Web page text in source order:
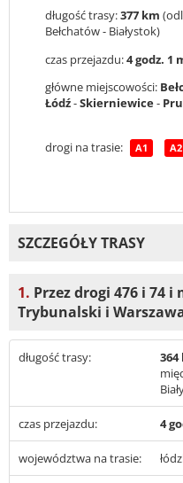
długość trasy:377 km
Bełchatów - Białystok)
czas przejazdu:4 godz. 1
główne miejscowości:
Łódź-Skierniewice-
drogi na trasie: A1 A2
SZCZEGÓŁY TRASY
1. Przez drogi 476 i 74
Trybunalski i
długość trasy: 364
czas przejazdu: 4
województwa na trasie: